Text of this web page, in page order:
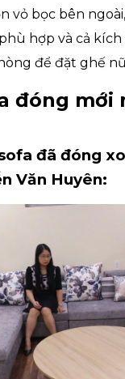
vỏ bọc bên
hợp và cả
để đặt ghế
đóng mới
đã đóng
Văn Huyên: